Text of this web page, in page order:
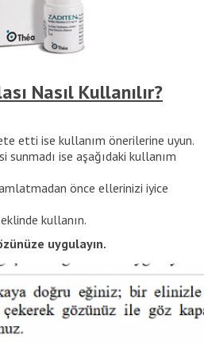
Nasıl Kullanılır?
etti ise kullanım önerilerine uyun.
ise aşağıdaki kullanım
önce ellerinizi iyice
kullanın.
uygulayın.